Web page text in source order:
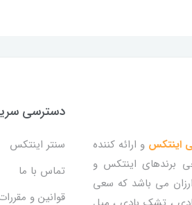
اینتکس و ارائه کننده
برندهای اینتکس و
می باشد که سعی
دسترسی
سنتر اینتکس
تماس با ما
قوانین و